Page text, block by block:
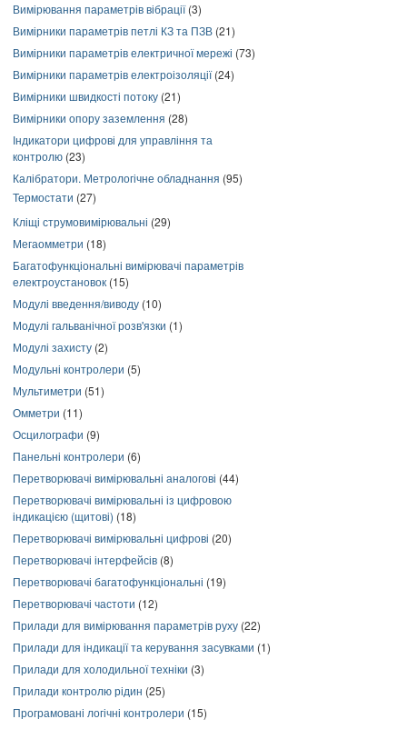
Вимірювання параметрів вібрації(3)
Вимірники параметрів петлі КЗ та ПЗВ (21)
Вимірники параметрів електричної мережі (73)
Вимірники параметрів електроізоляції(24)
Вимірники швидкості потоку (21)
Вимірники опору заземлення (28)
Індикатори цифрові для управління та
контролю (23)
Калібратори. Метрологічне обладнання (95)
Термостати (27)
Кліщі струмовимірювальні (29)
Мегаомметри (18)
Багатофункціональні вимірювачі параметрів
електроустановок (15)
Модулі введення/виводу (10)
Модулі гальванічної розв'язки (1)
Модулі захисту (2)
Модульні контролери (5)
Мультиметри (51)
Омметри (11)
Осцилографи (9)
Панельні контролери (6)
Перетворювачі вимірювальні аналогові (44)
Перетворювачі вимірювальні із цифровою
індикацією (щитові) (18)
Перетворювачі вимірювальні цифрові (20)
Перетворювачі інтерфейсів (8)
Перетворювачі багатофункціональні (19)
Перетворювачі частоти (12)
Прилади для вимірювання параметрів руху (22)
Прилади для індикації та керування засувками (1)
Прилади для холодильної техніки (3)
Прилади контролю рідин (25)
Програмовані логічні контролери (15)